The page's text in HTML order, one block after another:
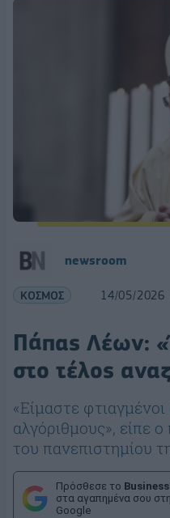
newsroom
ΚΟΣΜΟΣ 14/05/2026
Πάπας Λέων:
στο τέλος
«Είμαστε
αλγόριθμους», είπε
του πανεπιστημίου
Πρόσθεσε το
στα αγαπημένα σου στη
Google